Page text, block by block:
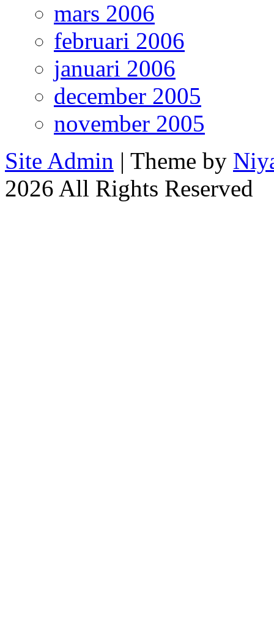
mars 2006
februari 2006
januari 2006
december 2005
november 2005
Site Admin | Theme by
2026 All Rights Reserved